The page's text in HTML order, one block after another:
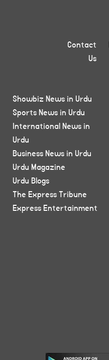
Contact
Us
Showbiz News in Urdu
Sports News in Urdu
International News in
Urdu
Business News in Urdu
Urdu Magazine
Urdu Blogs
The Express Tribune
Express Entertainment